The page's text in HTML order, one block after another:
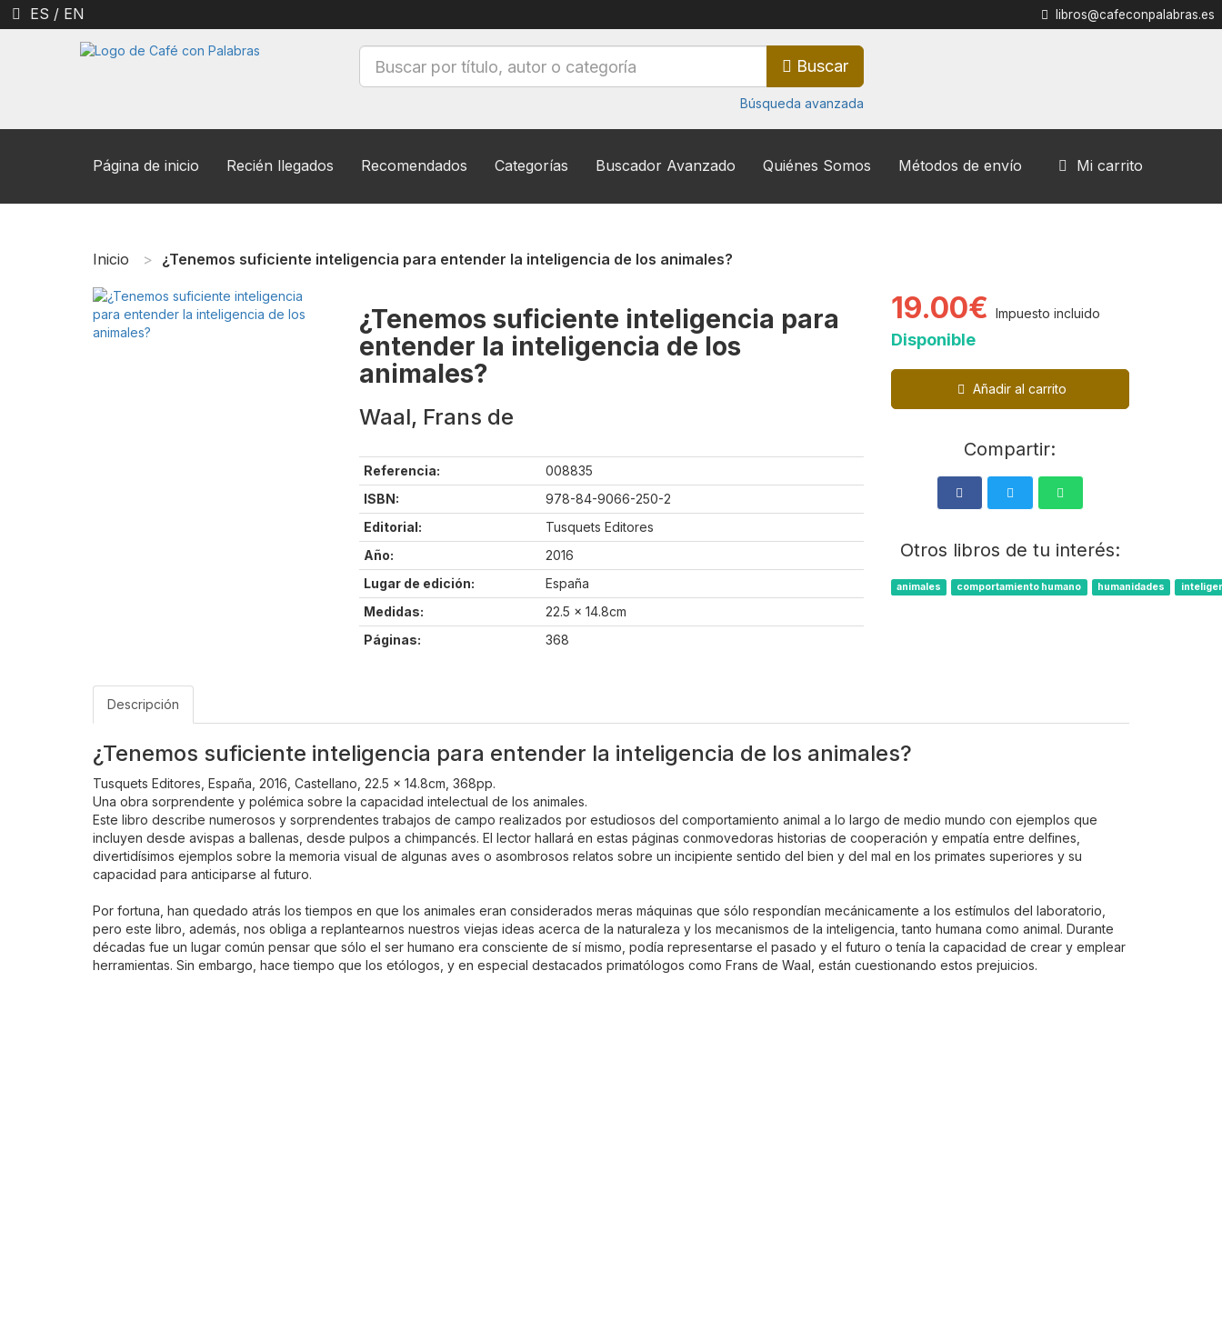
ES / EN libros@cafeconpalabras.es
Buscar
Búsqueda avanzada
Página de inicio Recién llegados Recomendados Categorías Buscador Avanzado Quiénes Somos Métodos de envío Mi carrito
Inicio ¿Tenemos suficiente inteligencia para entender la inteligencia de los animales?
¿Tenemos suficiente inteligencia para
entender la inteligencia de los
animales?
Waal, Frans de
Referencia:
008835
ISBN:
978-84-9066-250-2
Editorial:
Tusquets Editores
Año:
2016
Lugar de edición:
España
Medidas:
22.5 x 14.8cm
Páginas:
368
19.00€ Impuesto incluido
Disponible
Añadir al carrito
Compartir:
Otros libros de tu interés:
animales comportamiento humano humanidades
Descripción
¿Tenemos suficiente inteligencia para entender la inteligencia de los animales?
Tusquets Editores, España, 2016, Castellano, 22.5 x 14.8cm, 368pp.
Una obra sorprendente y polémica sobre la capacidad intelectual de los animales.
Este libro describe numerosos y sorprendentes trabajos de campo realizados por estudiosos del comportamiento animal a lo largo de medio mundo con ejemplos que
incluyen desde avispas a ballenas, desde pulpos a chimpancés. El lector hallará en estas páginas conmovedoras historias de cooperación y empatía entre delfines,
divertidísimos ejemplos sobre la memoria visual de algunas aves o asombrosos relatos sobre un incipiente sentido del bien y del mal en los primates superiores y su
capacidad para anticiparse al futuro.
Por fortuna, han quedado atrás los tiempos en que los animales eran considerados meras máquinas que sólo respondían mecánicamente a los estímulos del laboratorio,
pero este libro, además, nos obliga a replantearnos nuestros viejas ideas acerca de la naturaleza y los mecanismos de la inteligencia, tanto humana como animal. Durante
décadas fue un lugar común pensar que sólo el ser humano era consciente de sí mismo, podía representarse el pasado y el futuro o tenía la capacidad de crear y emplear
herramientas. Sin embargo, hace tiempo que los etólogos, y en especial destacados primatólogos como Frans de Waal, están cuestionando estos prejuicios.